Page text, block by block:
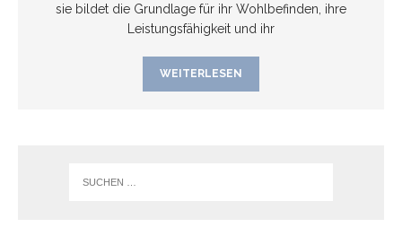
sie bildet die Grundlage für ihr Wohlbefinden, ihre
Leistungsfähigkeit und ihr
WEITERLESEN